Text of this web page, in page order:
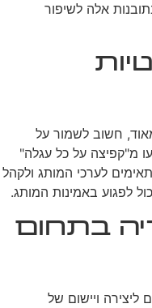
אלה לשיפור
מאוד, חשוב לשמור על
מ"קפיצה על כל עגלה"
לערכי המותג ולקהל
לפגוע באמינות המותג.
בתחום
ליצירה ויישום של